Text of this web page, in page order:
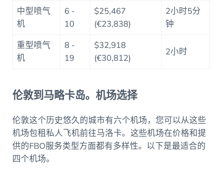
中型喷气
机
6 -
10
$25,467
(€23,838)
2小时5分
钟
重型喷气
机
8 -
19
$32,918
(€30,812)
2小时
伦敦到马略卡岛。机场选择
伦敦这个历史悠久的城市有六个机场，您可以从这些
机场包租私人飞机前往马洛卡。这些机场在价格和提
供的FBO服务类型方面都有多样性。以下是最适合的
四个机场。